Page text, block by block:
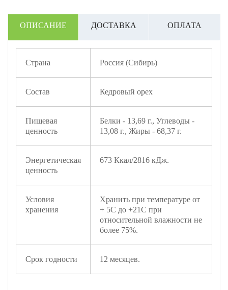
ОПИСАНИЕ ДОСТАВКА ОПЛАТА
Страна Россия (Сибирь)
Состав Кедровый орех
Пищевая
ценность
Белки - 13,69 г., Углеводы -
13,08 г., Жиры - 68,37 г.
Энергетическая
ценность
673 Ккал/2816 кДж.
Условия
хранения
Хранить при температуре от
+ 5С до +21С при
относительной влажности не
более 75%.
Срок годности 12 месяцев.